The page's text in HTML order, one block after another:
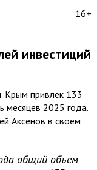
16+
инвестиций
Крым привлек 133
месяцев 2025 года.
Аксенов в своем
общий объем